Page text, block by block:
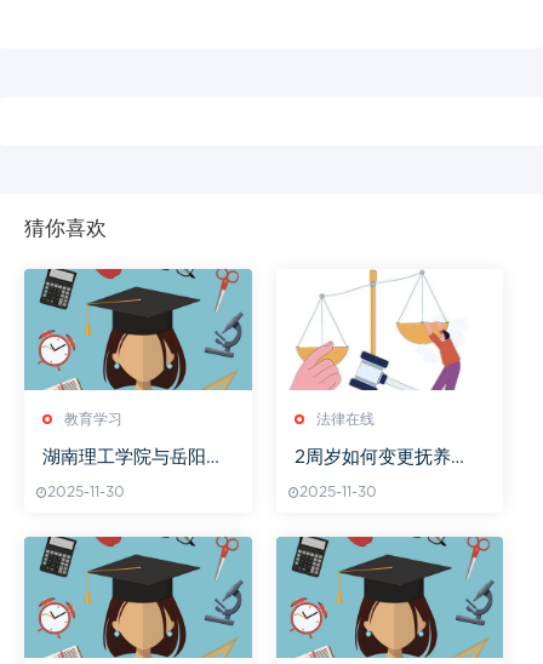
猜你喜欢
教育学习
湖南理工学院与岳阳教
2025-11-30
法律在线
2周岁如何变更抚养
2025-11-30